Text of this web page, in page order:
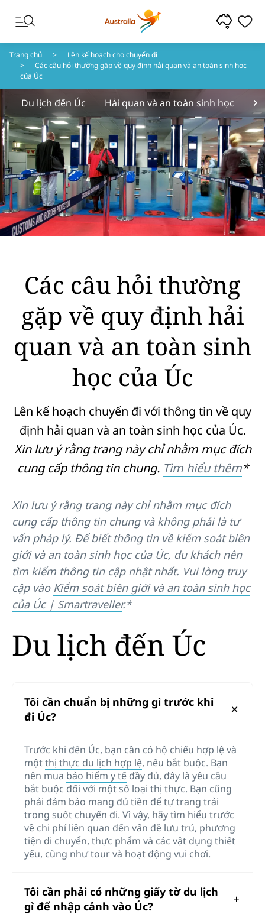
Chuyển đến nội dung
Chuyển đến điều hướng chân trang
Trang chủ
Lên kế hoạch cho chuyến đi
Các câu hỏi thường gặp về quy định hải quan và an toàn sinh học
của Úc
Du lịch đến Úc Hải quan và an toàn sinh học
Các câu hỏi thường
gặp về quy định hải
quan và an toàn sinh
học của Úc
Lên kế hoạch chuyến đi với thông tin về quy
định hải quan và an toàn sinh học của Úc.
Xin lưu ý rằng trang này chỉ nhằm mục đích
cung cấp thông tin chung. Tìm hiểu thêm*
Xin lưu ý rằng trang này chỉ nhằm mục đích
cung cấp thông tin chung và không phải là tư
vấn pháp lý. Để biết thông tin về kiểm soát biên
giới và an toàn sinh học của Úc, du khách nên
tìm kiếm thông tin cập nhật nhất. Vui lòng truy
cập vào Kiểm soát biên giới và an toàn sinh học
của Úc | Smartraveller.*
Du lịch đến Úc
Tôi cần chuẩn bị những gì trước khi
đi Úc?
Trước khi đến Úc, bạn cần có hộ chiếu hợp lệ và
mộtthị thực du lịch hợp lệ, nếu bắt buộc. Bạn
nên mua bảo hiểm y tế đầy đủ, đây là yêu cầu
bắt buộc đối với một số loại thị thực. Bạn cũng
phải đảm bảo mang đủ tiền để tự trang trải
trong suốt chuyến đi. Vì vậy, hãy tìm hiểu trước
về chi phí liên quan đến vấn đề lưu trú, phương
tiện di chuyển, thực phẩm và các vật dụng thiết
yếu, cũng như tour và hoạt động vui chơi.
Tôi cần phải có những giấy tờ du lịch
gì để nhập cảnh vào Úc?